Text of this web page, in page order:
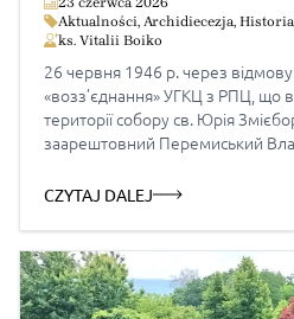
Aktualności, Archidiecezja, Historia
ks. Vitalii Boiko
26 червня 1946 р. через
«возз’єднання» УГКЦ з РПЦ, що
території собору св. Юрія
заарештовний Перемиський
грабувало місцеве населення.
перейняла державна
Музей Перемиської […]
CZYTAJ DALEJ